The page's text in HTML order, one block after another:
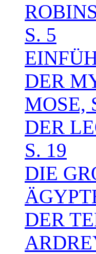
S. 5
DER
MOSE,
DER
S. 19
DIE
DER